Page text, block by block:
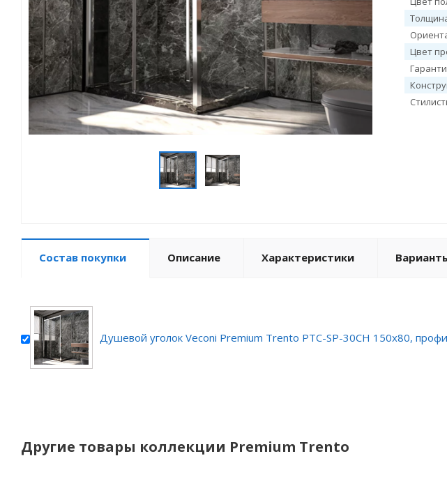
Цвет
Состав покупки Описание Характеристики
Душевой уголок Veconi Premium Trento PTC-SP-30CH 150x80,
Другие товары коллекции Premium Trento